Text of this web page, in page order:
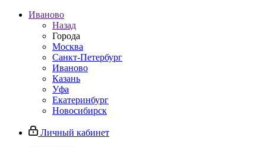
Иваново
Назад
Города
Москва
Санкт-Петербург
Иваново
Казань
Уфа
Екатеринбург
Новосибирск
Личный кабинет